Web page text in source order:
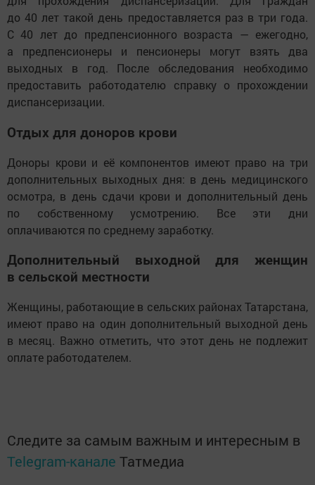
до 40 лет такой день предоставляется раз в три года.
С 40 лет до предпенсионного возраста — ежегодно,
а предпенсионеры и пенсионеры могут взять два
выходных в год. После обследования необходимо
предоставить работодателю справку о прохождении
диспансеризации.
Отдых для доноров крови
Доноры крови и её компонентов имеют право на три
дополнительных выходных дня: в день медицинского
осмотра, в день сдачи крови и дополнительный день
по собственному усмотрению. Все эти дни
оплачиваются по среднему заработку.
Дополнительный выходной для женщин
в сельской местности
Женщины, работающие в сельских районах Татарстана,
имеют право на один дополнительный выходной день
в месяц. Важно отметить, что этот день не подлежит
оплате работодателем.
Следите за самым важным и интересным в
Telegram-канале Татмедиа